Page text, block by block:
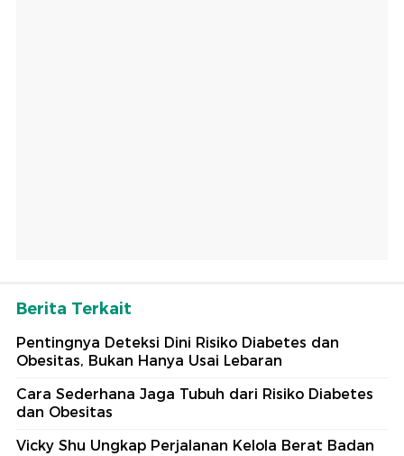
Berita Terkait
Pentingnya Deteksi Dini Risiko Diabetes dan
Obesitas, Bukan Hanya Usai Lebaran
Cara Sederhana Jaga Tubuh dari Risiko Diabetes
dan Obesitas
Vicky Shu Ungkap Perjalanan Kelola Berat Badan